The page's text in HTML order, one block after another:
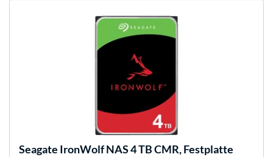
Seagate IronWolf NAS 4 TB CMR, Festplatte